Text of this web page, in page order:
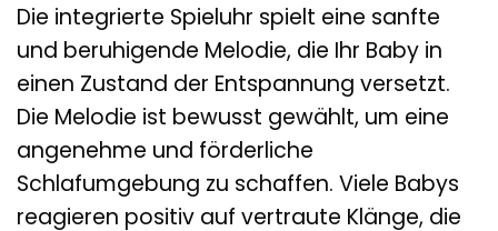
Die integrierte Spieluhr spielt eine sanfte
und beruhigende Melodie, die Ihr Baby in
einen Zustand der Entspannung versetzt.
Die Melodie ist bewusst gewählt, um eine
angenehme und förderliche
Schlafumgebung zu schaffen. Viele Babys
reagieren positiv auf vertraute Klänge, die